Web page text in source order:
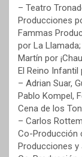
– Teatro
Producciones
Fammas
por La
Martín por
El Reino Infantil
– Adrian Suar,
Pablo Kompel,
Cena de los
– Carlos
Co-Producción
Producciones y